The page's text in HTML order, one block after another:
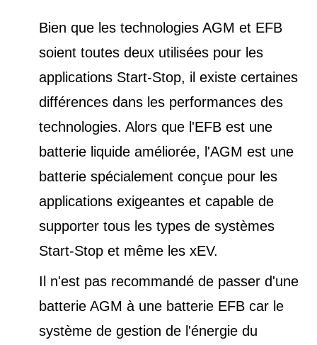
Bien que les technologies AGM et EFB
soient toutes deux utilisées pour les
applications Start-Stop, il existe certaines
différences dans les performances des
technologies. Alors que l'EFB est une
batterie liquide améliorée, l'AGM est une
batterie spécialement conçue pour les
applications exigeantes et capable de
supporter tous les types de systèmes
Start-Stop et même les xEV.
Il n'est pas recommandé de passer d'une
batterie AGM à une batterie EFB car le
système de gestion de l'énergie du